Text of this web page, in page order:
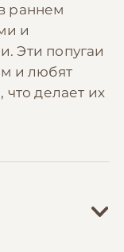
раннем
и
Эти попугаи
и любят
делает их